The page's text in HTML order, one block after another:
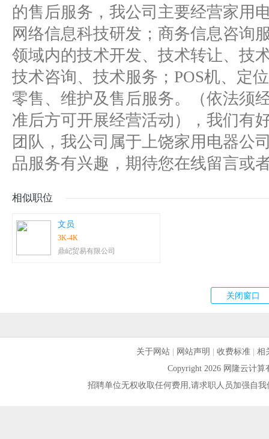
的售后服务，我公司主要经营家用
网络信息科技研发；商务信息咨询
领域内的技术开发、技术转让、技
技术咨询、技术服务；POS机、定
零售、维护及售后服务。（依法须
准后方可开展经营活动），我们有
团队，我公司属于上饶家用电器公
品服务有兴趣，期待您在线留言或
相似职位
文员
3K-4K
鼎屺贸易有限公司
关于网站 网站声明 |收费标准 |相
Copyright 2026 网隆云计
招聘单位无权收取任何费用,请求职人员加强自